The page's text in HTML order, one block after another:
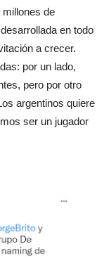
millones de
en todo
a crecer.
por un lado,
pero por otro
argentinos quiere
ser un jugador